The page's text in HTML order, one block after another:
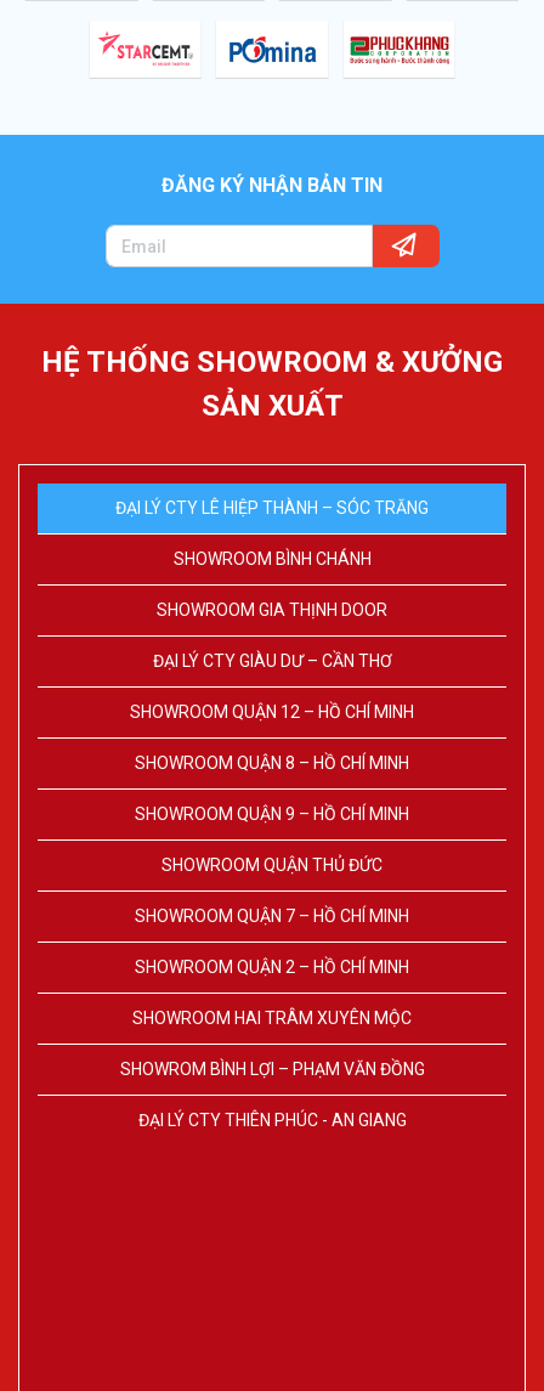
ĐĂNG KÝ NHẬN BẢN TIN
HỆ THỐNG SHOWROOM & XƯỞNG
SẢN XUẤT
ĐẠI LÝ CTY LÊ HIỆP THÀNH – SÓC TRĂNG
SHOWROOM BÌNH CHÁNH
SHOWROOM GIA THỊNH DOOR
ĐẠI LÝ CTY GIÀU DƯ – CẦN THƠ
SHOWROOM QUẬN 12 – HỒ CHÍ MINH
SHOWROOM QUẬN 8 – HỒ CHÍ MINH
SHOWROOM QUẬN 9 – HỒ CHÍ MINH
SHOWROOM QUẬN THỦ ĐỨC
SHOWROOM QUẬN 7 – HỒ CHÍ MINH
SHOWROOM QUẬN 2 – HỒ CHÍ MINH
SHOWROOM HAI TRÂM XUYÊN MỘC
SHOWROM BÌNH LỢI – PHẠM VĂN ĐỒNG
ĐẠI LÝ CTY THIÊN PHÚC - AN GIANG